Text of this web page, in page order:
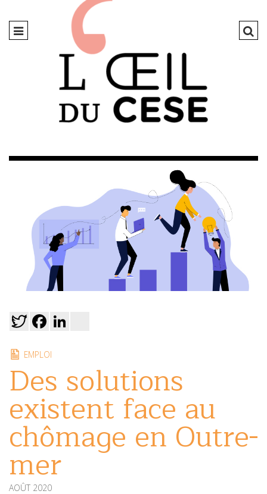
TwitterFacebook
EMPLOI
Des solutions
existent face au
chômage en Outre-
mer
AOÛT 2020